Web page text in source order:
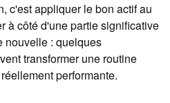
c'est appliquer le bon actif au
à côté d'une partie significative
nouvelle : quelques
transformer une routine
performante.